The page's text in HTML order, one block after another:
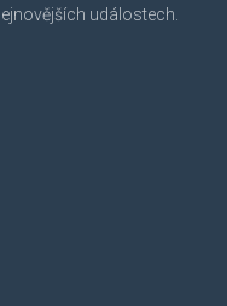
událostech.